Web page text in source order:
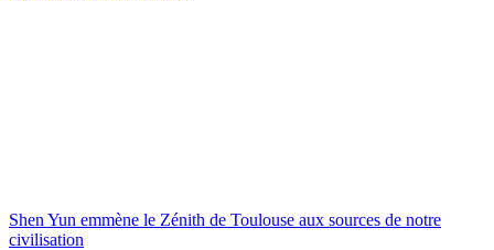
Shen Yun emmène le Zénith de Toulouse aux sources de notre
civilisation